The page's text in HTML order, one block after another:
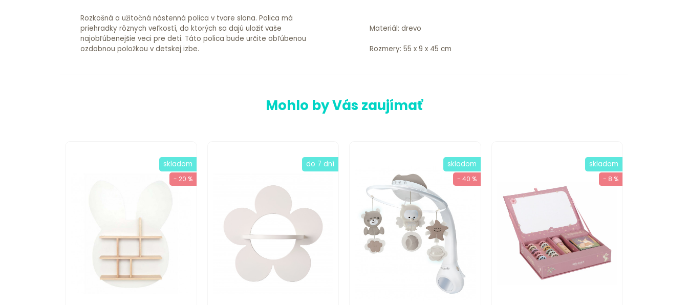
Rozkošná a užitočná nástenná polica v tvare slona. Polica má
priehradky rôznych veľkostí, do ktorých sa dajú uložiť vaše
najobľúbenejšie veci pre deti. Táto polica bude určite obľúbenou
ozdobnou položkou v detskej izbe.
Materiál: drevo
Rozmery: 55 x 9 x 45 cm
Mohlo by Vás zaujímať
skladom
- 20 %
do 7 dní skladom
- 40 %
skladom
- 8 %